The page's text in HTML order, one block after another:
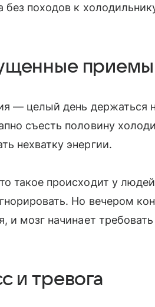
без походов к
— целый день держаться
съесть половину
нехватку энергии.
такое происходит у
Но вечером
и мозг начинает
и тревога